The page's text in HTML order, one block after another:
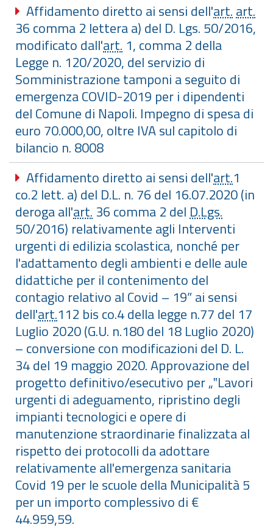
Affidamento diretto ai sensi dell'art. art.
36 comma 2 lettera a) del D. Lgs. 50/2016,
modificato dall'art. 1, comma 2 della
Legge n. 120/2020, del servizio di
Somministrazione tamponi a seguito di
emergenza COVID-2019 per i dipendenti
del Comune di Napoli. Impegno di spesa di
euro 70.000,00, oltre IVA sul capitolo di
bilancio n. 8008
Affidamento diretto ai sensi dell'art.1
co.2 lett. a) del D.L. n. 76 del 16.07.2020 (in
deroga all'art. 36 comma 2 delD.Lgs.
50/2016) relativamente agli Interventi
urgenti di edilizia scolastica, nonché per
l'adattamento degli ambienti e delle aule
didattiche per il contenimento del
contagio relativo al Covid – 19” ai sensi
dell'art.112 bis co.4 della legge n.77 del 17
Luglio 2020 (G.U. n.180 del 18 Luglio 2020)
– conversione con modificazioni del D. L.
34 del 19 maggio 2020. Approvazione del
progetto definitivo/esecutivo per „‟Lavori
urgenti di adeguamento, ripristino degli
impianti tecnologici e opere di
manutenzione straordinarie finalizzata al
rispetto dei protocolli da adottare
relativamente all'emergenza sanitaria
Covid 19 per le scuole della Municipalità 5
per un importo complessivo di €
44.959,59.